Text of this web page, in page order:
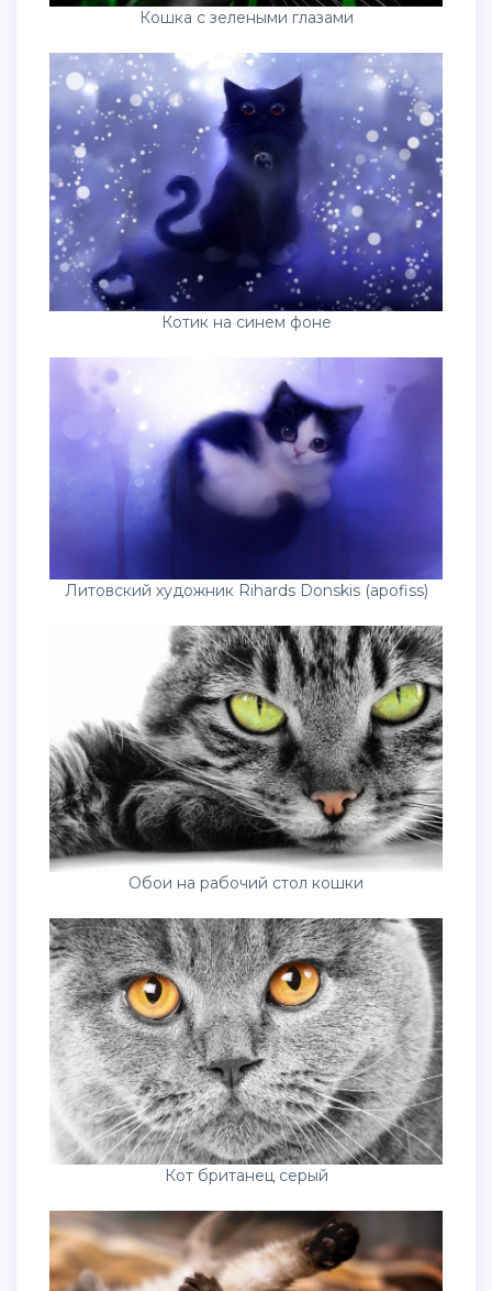
Кошка с зелеными глазами
Котик на синем фоне
Литовский художник Rihards Donskis (apofiss)
Обои на рабочий стол кошки
Кот британец серый